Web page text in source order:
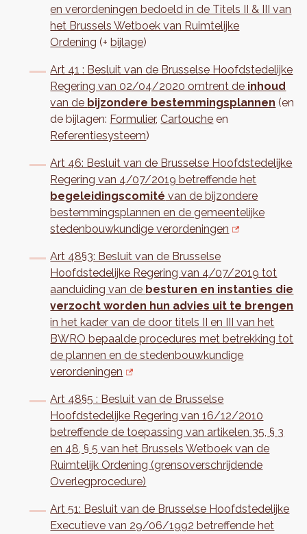
en verordeningen bedoeld in de Titels II & III van
het Brussels Wetboek van Ruimtelijke
Ordening (+bijlage)
Art 41 : Besluit van de Brusselse Hoofdstedelijke
Regering van 02/04/2020 omtrent de inhoud
van de bijzondere bestemmingsplannen (en
de bijlagen: Formulier,Cartouche en
Referentiesysteem)
Art 46: Besluit van de Brusselse Hoofdstedelijke
Regering van 4/07/2019 betreffende het
begeleidingscomité van de bijzondere
bestemmingsplannen en de gemeentelijke
stedenbouwkundige verordeningen
Art 48§3: Besluit van de Brusselse
Hoofdstedelijke Regering van 4/07/2019 tot
aanduiding van de besturen en instanties die
verzocht worden hun advies uit te brengen
in het kader van de door titels II en III van het
BWRO bepaalde procedures met betrekking tot
de plannen en de stedenbouwkundige
verordeningen
Art 48§5 : Besluit van de Brusselse
Hoofdstedelijke Regering van 16/12/2010
betreffende de toepassing van artikelen 35, § 3
en 48, § 5 van het Brussels Wetboek van de
Ruimtelijk Ordening (grensoverschrijdende
Overlegprocedure)
Art 51: Besluit van de Brusselse Hoofdstedelijke
Executieve van 29/06/1992 betreffende het